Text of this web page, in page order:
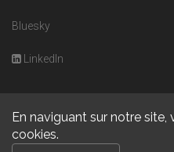
En naviguant sur notre
cookies.
Bluesky
LinkedIn